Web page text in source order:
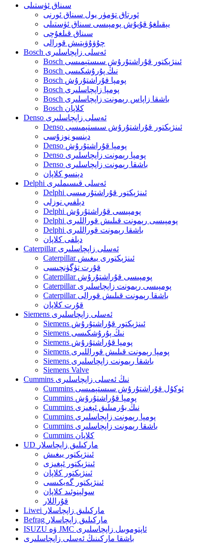
سىناق ئۈستىلى
ئورتاق تۆمۈر يول سىناق ئورنى
يېقىلغۇ قۇيۇش پومپىسى سىناق ئۈستىلى
سىناق قىلغۇچى
چۇۋۇۋېتىش قورالى
Bosch ئەسلى زاپچاسلىرى
Bosch ئىنژېكتور قۇراشتۇرۇش سىستېمىسى
Bosch نىڭ پۇرۇشكىسى
Bosch پومپا قۇراشتۇرۇش
Bosch پومپا زاپچاسلىرى
Bosch باشقا زاپاس رېمونت زاپچاسلىرى
Bosch كلاپان
Denso ئەسلى زاپچاسلىرى
Denso ئىنژېكتور قۇراشتۇرۇش سىستېمىسى
دېنسو نوزۇسى
Denso پومپا قۇراشتۇرۇش
Denso پومپا رېمونت زاپچاسلىرى
Denso باشقا رېمونت زاپچاسلىرى
دېنسو كلاپان
Delphi ئەسلى قىسىملىرى
Delphi ئىنژېكتور قۇراشتۇرمىسى
دېلفىي نوزلى
Delphi پومپىسى قۇراشتۇرۇش
Delphi پومپىسى رېمونت قىلىش قوراللىرى
Delphi باشقا رېمونت قوراللىرى
دېلفى كلاپان
Caterpillar ئەسلى زاپچاسلىرى
Caterpillar ئىنژېكتورى يىغىش
قۇرت تۈگۈنچىسى
Caterpillar پومپىسى قۇراشتۇرۇش
Caterpillar پومپىسى رېمونت زاپچاسلىرى
Caterpillar باشقا رېمونت قىلىش قورالى
قۇرت كلاپان
Siemens ئەسلى زاپچاسلىرى
Siemens ئىنژېكتور قۇراشتۇرۇش
Siemens نىڭ پۇرۇشكىسى
Siemens پومپا قۇراشتۇرۇش
Siemens پومپا رېمونت قىلىش قوراللىرى
Siemens باشقا رېمونت زاپچاسلىرى
Siemens Valve
Cummins نىڭ ئەسلى زاپچاسلىرى
Cummins ئوكۇل قۇراشتۇرۇش سىستېمىسى
Cummins پومپا قۇراشتۇرۇش
Cummins نىڭ بۇرمىلىق ئېغىزى
Cummins پومپا رېمونت زاپچاسلىرى
Cummins باشقا رېمونت زاپچاسلىرى
Cummins كلاپان
UD ماركىلىق زاپچاسلار
ئىنژېكتور يىغىش
ئىنژېكتور ئېغىزى
ئىنژېكتور كلاپان
ئىنژېكتور گەيكىسى
سولېنوئىد كلاپان
قۇراللار
Liwei ماركىلىق زاپچاسلار
Befrag ماركىلىق زاپچاسلار
ISUZU ۋە JMC ئاپتوموبىل زاپچاسلىرى
باشقا ماركىنىڭ ئەسلى زاپچاسلىرى